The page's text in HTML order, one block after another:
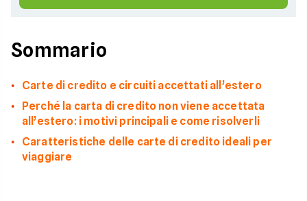
Sommario
Carte di credito e circuiti accettati all’estero
Perché la carta di credito non viene accettata
all’estero: i motivi principali e come risolverli
Caratteristiche delle carte di credito ideali per
viaggiare